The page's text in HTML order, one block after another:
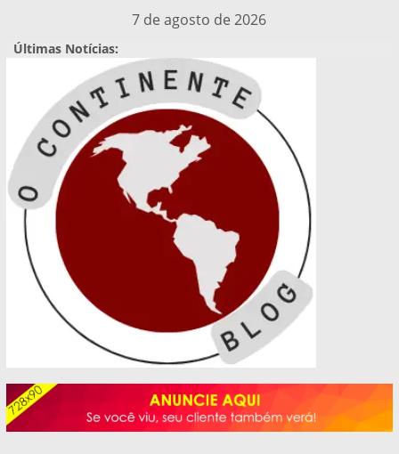
para
7 de agosto de 2026
Últimas Notícias: